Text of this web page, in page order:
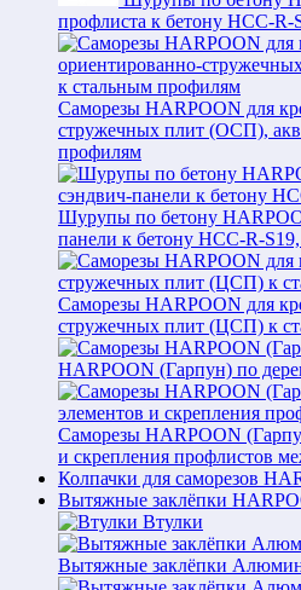
профлиста к бетону HCC-R-
Саморезы HARPOON для
стружечных плит (ОСП),
профилям
Шурупы по бетону
панели к бетону HCC-R-
Саморезы HARPOON для
стружечных плит (ЦСП) к
HARPOON (Гарпун) по
Саморезы HARPOON
и скрепления профлистов
Колпачки для саморезов
Вытяжные заклёпки
Втулки
Вытяжные заклёпки